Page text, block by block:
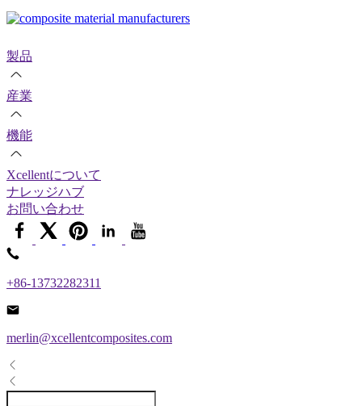
製品
産業
機能
Xcellentについて
ナレッジハブ
お問い合わせ
+86-13732282311
merlin@xcellentcomposites.com